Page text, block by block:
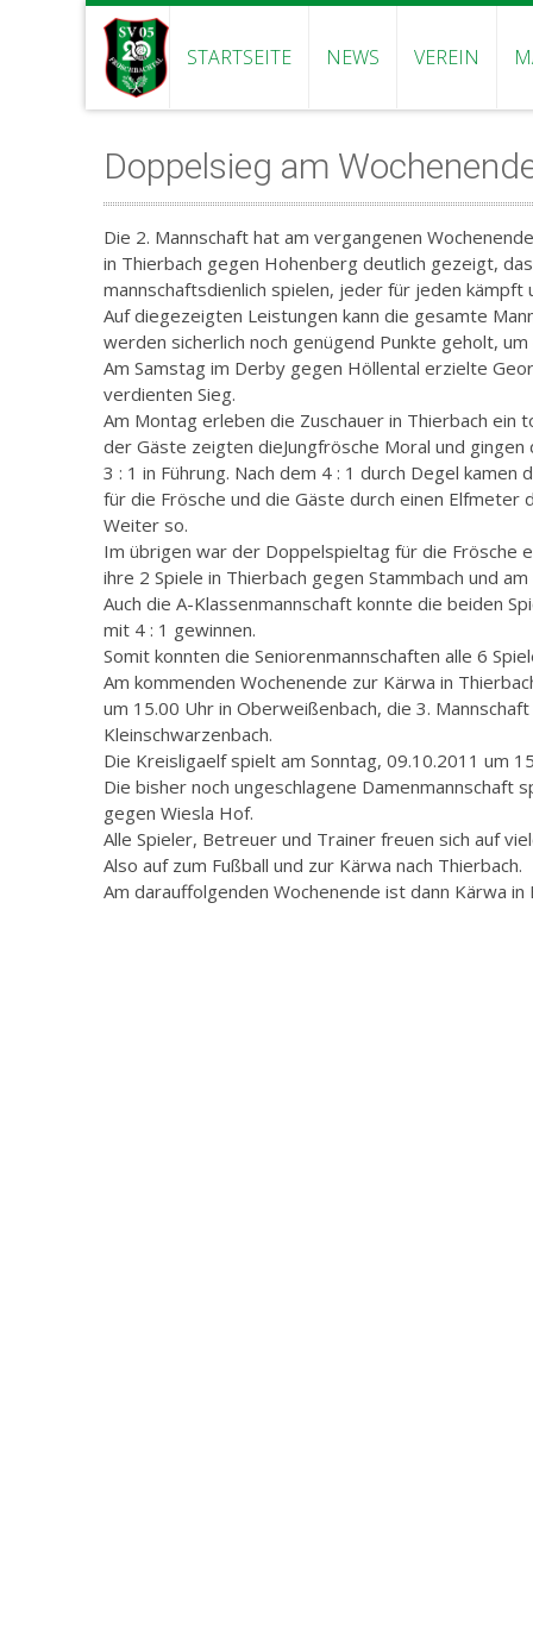
STARTSEITE NEWS VEREIN
Doppelsieg am
Die 2. Mannschaft hat am vergangenen
in Thierbach gegen Hohenberg deutlich gezeigt,
mannschaftsdienlich spielen, jeder für jeden kämpft
Auf diegezeigten Leistungen kann die gesamte
werden sicherlich noch genügend Punkte geholt,
Am Samstag im Derby gegen Höllental erzielte
verdienten Sieg.
Am Montag erleben die Zuschauer in Thierbach ein
der Gäste zeigten dieJungfrösche Moral und
3 : 1 in Führung. Nach dem 4 : 1 durch Degel kamen
für die Frösche und die Gäste durch einen Elfmeter
Weiter so.
Im übrigen war der Doppelspieltag für die Frösche
ihre 2 Spiele in Thierbach gegen Stammbach und
Auch die A-Klassenmannschaft konnte die beiden
mit 4 : 1 gewinnen.
Somit konnten die Seniorenmannschaften alle 6
Am kommenden Wochenende zur Kärwa in
um 15.00 Uhr in Oberweißenbach, die 3.
Kleinschwarzenbach.
Die Kreisligaelf spielt am Sonntag, 09.10.2011 um
Die bisher noch ungeschlagene Damenmannschaft
gegen Wiesla Hof.
Alle Spieler, Betreuer und Trainer freuen sich auf
Also auf zum Fußball und zur Kärwa nach Thierbach.
Am darauffolgenden Wochenende ist dann Kärwa in